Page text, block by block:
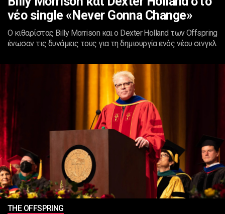
νέο single «Never Gonna Change»
Ο κιθαρίστας Billy Morrison και ο Dexter Holland των Offspring
ένωσαν τις δυνάμεις τους για τη δημιουργία ενός νέου σινγκλ
ΤHE OFFSPRING